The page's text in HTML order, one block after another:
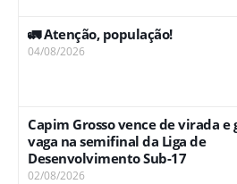
🚛 Atenção, população!
04/08/2026
Capim Grosso vence de virada e
vaga na semifinal da Liga de
Desenvolvimento Sub-17
02/08/2026